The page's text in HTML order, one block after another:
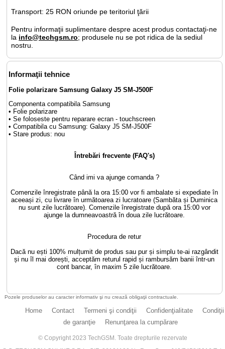
Transport: 25 RON oriunde pe teritoriul ţării
Pentru informaţii suplimentare despre acest produs contactaţi-ne
la info@techgsm.ro; produsele nu se pot ridica de la sediul
nostru.
Informaţii tehnice
Folie polarizare Samsung Galaxy J5 SM-J500F
Componenta compatibila Samsung
• Folie polarizare
• Se foloseste pentru reparare ecran - touchscreen
• Compatibila cu Samsung: Galaxy J5 SM-J500F
• Stare produs: nou
Întrebări frecvente (FAQ's)
Când imi va ajunge comanda ?
Comenzile înregistrate până la ora 15:00 vor fi ambalate si expediate în
aceeași zi, cu livrare în următoarea zi lucratoare (Sambăta și Duminica
nu sunt zile lucrătoare). Comenzile înregistrate după ora 15:00 vor
ajunge la dumneavoastră în doua zile lucrătoare.
Procedura de retur
Dacă nu ești 100% mulțumit de produs sau pur și simplu te-ai razgândit
și nu îl mai dorești, acceptăm returul rapid și rambursăm banii într-un
cont bancar, în maxim 5 zile lucrătoare.
Pozele produselor au caracter informativ şi nu crează obligaţii contractuale.
Home Contact Termeni şi condiţii Confidenţialitate
Condiţii
de garanţie
Renunţarea la cumpărare
© Copyright 2023 TechGSM. Toate drepturile rezervate